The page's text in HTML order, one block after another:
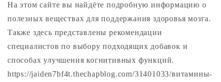
На этом сайте вы найдёте подробную информацию о
полезных веществах для поддержания здоровья мозга.
Также здесь представлены рекомендации
специалистов по выбору подходящих добавок и
способах улучшения когнитивных функций.
https://jaiden7bf4t.thechapblog.com/31401033/витамины-